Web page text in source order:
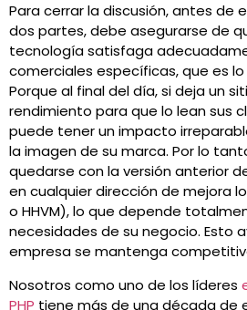
Para cerrar la discusión, antes de
dos partes, debe asegurarse de
tecnología satisfaga
comerciales específicas, que es
Porque al final del día, si deja un
rendimiento para que lo lean sus
puede tener un impacto
la imagen de su marca. Por lo
quedarse con la versión anterior
en cualquier dirección de mejora
o HHVM), lo que depende
necesidades de su negocio. Esto
empresa se mantenga
Nosotros como uno de los líderes
PHP tiene más de una década de